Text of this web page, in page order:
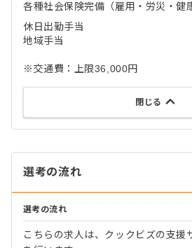
各種社会保険完備（雇用・労災・健
休日出勤手当
地域手当
※交通費：上限36,000円
閉じる
選考の流れ
選考の流れ
こちらの求人は、クックビズの支援